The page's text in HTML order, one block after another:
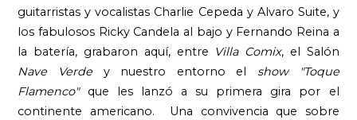
guitarristas y vocalistas Charlie Cepeda y Alvaro Suite, y
los fabulosos Ricky Candela al bajo y Fernando Reina a
la batería, grabaron aquí, entre Villa Comix, el Salón
Nave Verde y nuestro entorno elshow
"Toque
Flamenco"que les lanzó a su primera gira por el
continente americano. Una convivencia que sobre